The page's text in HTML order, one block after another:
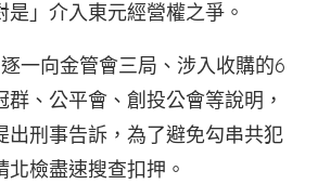
是」介入東元經營權之爭。
一向金管會三局、涉入收購的6
、公平會、創投公會等說明，
出刑事告訴，為了避免勾串共犯
檢盡速搜查扣押。